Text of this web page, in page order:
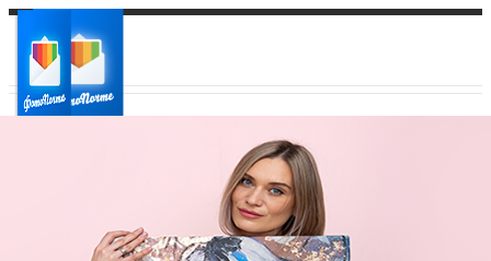
Ваш регион доставки